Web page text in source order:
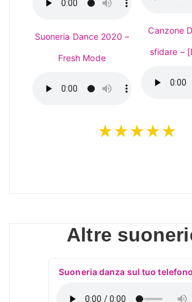
Suoneria Dance 2020 –
Fresh Mode
Canzone
sfidare –
★★★★★
Altre
Suoneria danza sul tuo